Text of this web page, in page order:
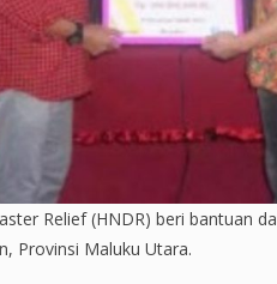
Relief (HNDR) beri bantuan
Provinsi Maluku Utara.